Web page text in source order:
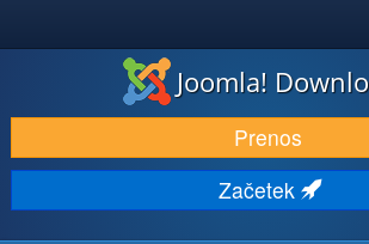
PRENESI IN RAZŠIRI
ODKRIJTE & IZVEJTE
SKUPNOST IN PODPORA
Joomla!
Prenos
Začetek